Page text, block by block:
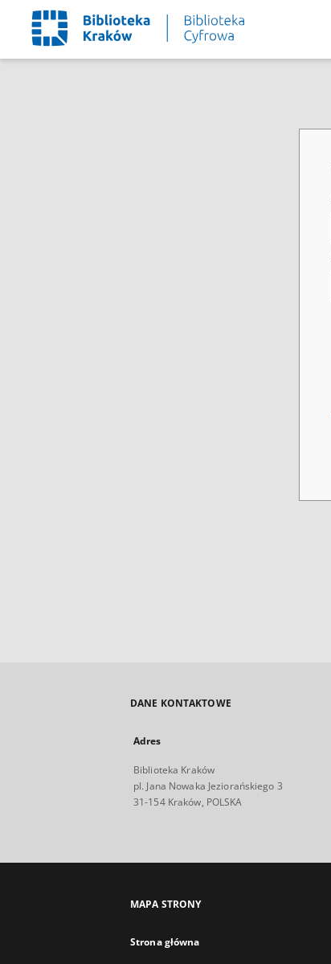
DANE KONTAKTOWE
Adres
Biblioteka Kraków
pl. Jana Nowaka Jeziorańskiego 3
31-154 Kraków, POLSKA
MAPA STRONY
Strona główna